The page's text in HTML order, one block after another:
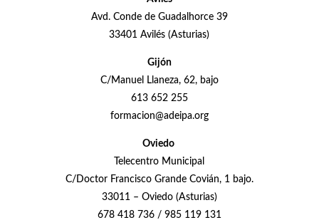
Avd. Conde de Guadalhorce 39
33401 Avilés (Asturias)
Gijón
C/Manuel Llaneza, 62, bajo
613 652 255
formacion@adeipa.org
Oviedo
Telecentro Municipal
C/Doctor Francisco Grande Covián, 1 bajo.
33011 – Oviedo (Asturias)
678 418 736 / 985 119 131